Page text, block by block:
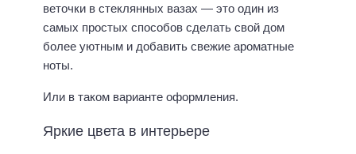
веточки в стеклянных вазах — это один из
самых простых способов сделать свой дом
более уютным и добавить свежие ароматные
ноты.
Или в таком варианте оформления.
Яркие цвета в интерьере